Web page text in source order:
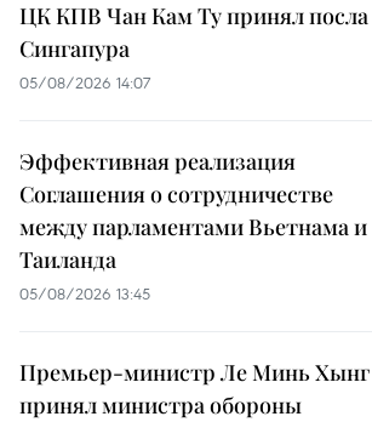
ЦК КПВ Чан Кам Ту принял посла
Сингапура
05/08/2026 14:07
Эффективная реализация
Соглашения о сотрудничестве
между парламентами Вьетнама и
Таиланда
05/08/2026 13:45
Премьер-министр Ле Минь Хынг
принял министра обороны